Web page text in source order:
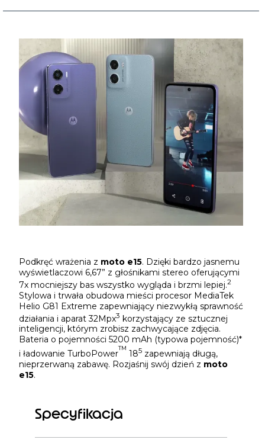
Podkręć wrażenia z moto e15. Dzięki bardzo jasnemu
wyświetlaczowi 6,67” z głośnikami stereo oferującymi
7x mocniejszy bas wszystko wygląda i brzmi lepiej.2
Stylowa i trwała obudowa mieści procesor MediaTek
Helio G81 Extreme zapewniający niezwykłą sprawność
działania i aparat 32Mpx3 korzystający ze sztucznej
inteligencji, którym zrobisz zachwycające zdjęcia.
Bateria o pojemności 5200 mAh (typowa pojemność)*
i ładowanie TurboPower
TM
185 zapewniają długą,
nieprzerwaną zabawę. Rozjaśnij swój dzień z moto
e15.
Specyfikacja